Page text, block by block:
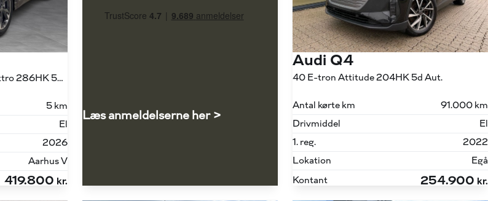
45 E-tron S Line Edition Quattro 286HK 5d Aut.
5 km
El
2026
Aarhus V
419.800 kr.
Læs anmeldelserne her >
Audi Q4
40 E-tron Attitude 204HK 5d Aut.
Antal kørte km
91.000 km
Drivmiddel
El
1. reg.
2022
Lokation
Egå
Kontant
254.900 kr.